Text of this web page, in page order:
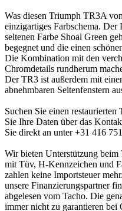
Was diesen Triumph TR3A
einzigartiges Farbschema.
seltenen Farbe Shoal Green
begegnet und die einen
Die Kombination mit den
Chromdetails rundherum
Der TR3 ist außerdem mit
abnehmbaren Seitenfenstern
Suchen Sie einen
Sie Ihre Daten über das
Sie direkt an unter +31 416
Wir bieten Unterstützung
mit Tüv, H-Kennzeichen und
zahlen keine Importsteuer
unsere Finanzierungspartner
abgelesen vom Tacho. Die
immer nicht zu garantieren bei